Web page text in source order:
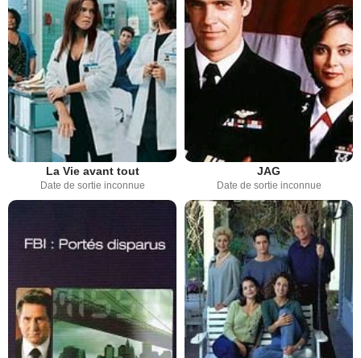
La Vie avant tout
Date de sortie inconnue
JAG
Date de sortie inconnue